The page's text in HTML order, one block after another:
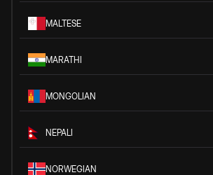
MALTESE
MARATHI
MONGOLIAN
NEPALI
NORWEGIAN